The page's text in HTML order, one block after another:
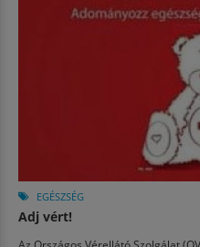
EGÉSZSÉG
Adj vért!